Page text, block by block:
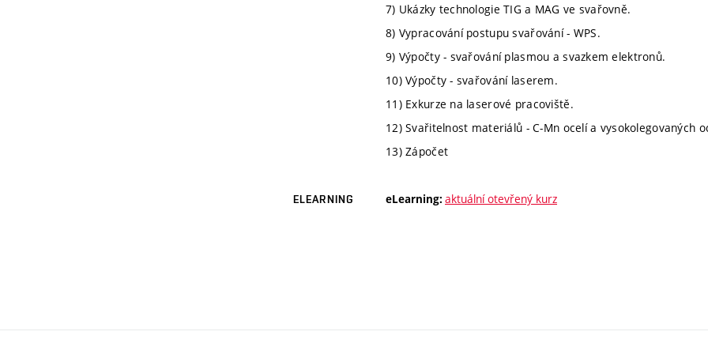
7) Ukázky technologie TIG a MAG ve svařovně.
8) Vypracování postupu svařování - WPS.
9) Výpočty - svařování plasmou a svazkem elektronů.
10) Výpočty - svařování laserem.
11) Exkurze na laserové pracoviště.
12) Svařitelnost materiálů - C-Mn ocelí a vysokolegovaných
13) Zápočet
ELEARNING eLearning: aktuální otevřený kurz